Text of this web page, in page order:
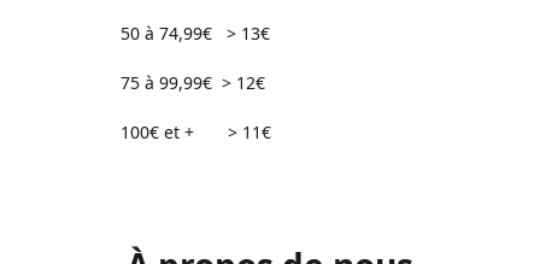
50 à 74,99€ > 13€
75 à 99,99€ > 12€
100€ et + > 11€